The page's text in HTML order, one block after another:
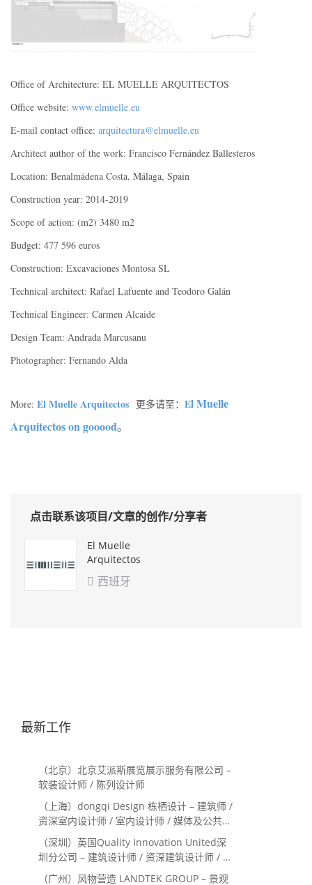
Office of Architecture: EL MUELLE ARQUITECTOS
Office website: www.elmuelle.eu
E-mail contact office: arquitectura@elmuelle.eu
Architect author of the work: Francisco Fernández Ballesteros
Location: Benalmádena Costa, Málaga, Spain
Construction year: 2014-2019
Scope of action: (m2) 3480 m2
Budget: 477 596 euros
Construction: Excavaciones Montosa SL
Technical architect: Rafael Lafuente and Teodoro Galán
Technical Engineer: Carmen Alcaide
Design Team: Andrada Marcusanu
Photographer: Fernando Alda
More: El Muelle Arquitectos 更多请至： El Muelle
Arquitectos on gooood。
点击联系该项目/文章的创作/分享者
El Muelle
Arquitectos
 西班牙
最新工作
（北京）北京艾派斯展览展示服务有限公司 –
软装设计师 / 陈列设计师
（上海）dongqi Design 栋栖设计 – 建筑师 /
资深室内设计师 / 室内设计师 / 媒体及公共关
系主管 / 设计实习生（常年招聘）
（深圳）英国Quality Innovation United深
圳分公司 – 建筑设计师 / 资深建筑设计师 / 室
内设计师 / 设计实习生
（广州）风物营造 LANDTEK GROUP – 景观